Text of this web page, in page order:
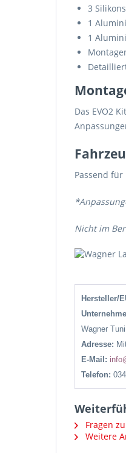
3
1
1
Das EVO2
Passend für
Nicht im
Hersteller/
Wagner
Adresse:
E-Mail:
Telefon:
Fragen
Weitere